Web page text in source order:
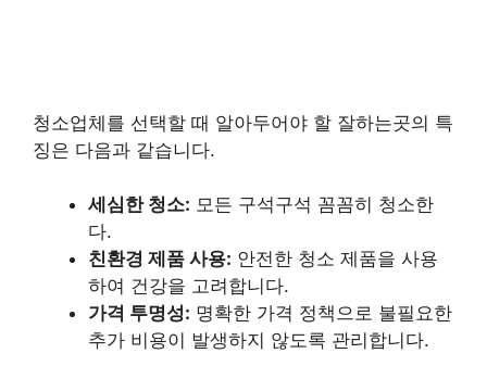
청소업체를 선택할 때 알아두어야 할 잘하는곳의 특
징은 다음과 같습니다.
세심한 청소: 모든 구석구석 꼼꼼히 청소한
다.
친환경 제품 사용: 안전한 청소 제품을 사용
하여 건강을 고려합니다.
가격 투명성: 명확한 가격 정책으로 불필요한
추가 비용이 발생하지 않도록 관리합니다.